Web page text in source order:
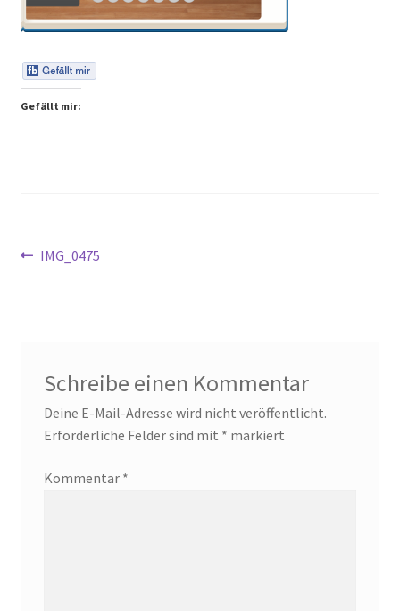
Peps Gedanken
Talks & Tratsch
Gefällt mir:
Beitragsnavigation
Vorheriger
IMG_0475
Schreibe einen Kommentar
Deine E-Mail-Adresse wird nicht veröffentlicht.
Erforderliche Felder sind mit * markiert
Kommentar *